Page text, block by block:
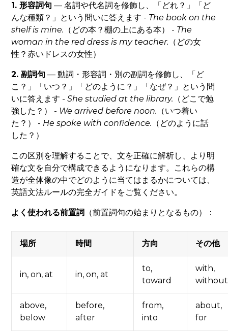
1. 形容詞句 — 名詞や代名詞を修飾し、「どれ？」「ど
んな種類？」という問いに答えます - The bookon the
shelfis mine. （どの本？棚の上にある本） - The
womanin the red dress is my teacher. （どの女
性？赤いドレスの女性）
2. 副詞句 — 動詞・形容詞・別の副詞を修飾し、「ど
こ？」「いつ？」「どのように？」「なぜ？」という問
いに答えます -She studiedat the library. （どこで勉
強した？） - We arrivedbefore noon. （いつ着い
た？） - He spoke with confidence. （どのように話
した？）
この区別を理解することで、文を正確に解析し、より明
確な文を自分で構成できるようになります。これらの構
造が全体像の中でどのように当てはまるかについては、
英語文法ルールの完全ガイドをご覧ください。
よく使われる前置詞 （前置詞句の始まりとなるもの）：
場所 時間 方向 その他
in, on, at in, on, at
to,
toward
with,
without
above,
below
before,
after
from,
into
about,
for